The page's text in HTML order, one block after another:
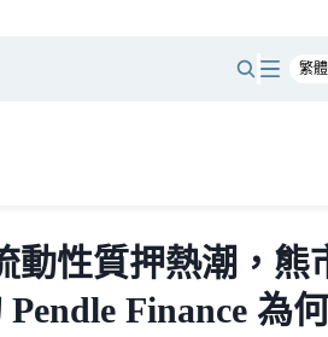
動性質押熱潮，熊
Finance 為何